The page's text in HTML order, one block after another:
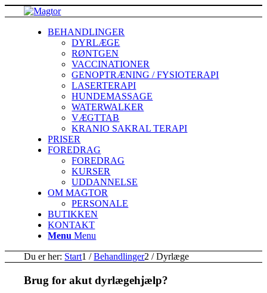
BEHANDLINGER
DYRLÆGE
RØNTGEN
VACCINATIONER
GENOPTRÆNING / FYSIOTERAPI
LASERTERAPI
HUNDEMASSAGE
WATERWALKER
VÆGTTAB
KRANIO SAKRAL TERAPI
PRISER
FOREDRAG
FOREDRAG
KURSER
UDDANNELSE
OM MAGTOR
PERSONALE
BUTIKKEN
KONTAKT
Menu Menu
Du er her: Start1 / Behandlinger2 / Dyrlæge
Brug for akut dyrlægehjælp?